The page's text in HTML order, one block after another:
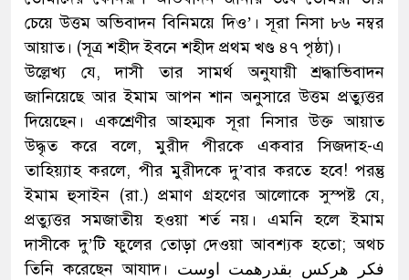
চেয়ে উত্তম অভিবাদন বিনিময়ে দিও’। সূরা নিসা ৮৬ নম্বর
আয়াত। (সূত্র শহীদ ইবনে শহীদ প্রথম খণ্ড ৪৭ পৃষ্ঠা)।
উল্লেখ্য যে, দাসী তার সামর্থ অনুযায়ী শ্রদ্ধাভিবাদন
জানিয়েছে আর ইমাম আপন শান অনুসারে উত্তম প্রত্যুত্তর
দিয়েছেন। একশ্রেণীর আহম্মক সূরা নিসার উক্ত আয়াত
উদ্ধৃত করে বলে, মুরীদ পীরকে একবার সিজদাহ-এ
তাহিয়্যাহ করলে, পীর মুরীদকে দু’বার করতে হবে! পরন্তু
ইমাম হুসাইন (রা.) প্রমাণ গ্রহণের আলোকে সুস্পষ্ট যে,
প্রত্যুত্তর সমজাতীয় হওয়া শর্ত নয়। এমনি হলে ইমাম
দাসীকে দু’টি ফুলের তোড়া দেওয়া আবশ্যক হতো; অথচ
তিনি করেছেন আযাদ। فكر هركس بقدرهمت اوست